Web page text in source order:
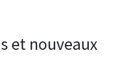
et nouveaux